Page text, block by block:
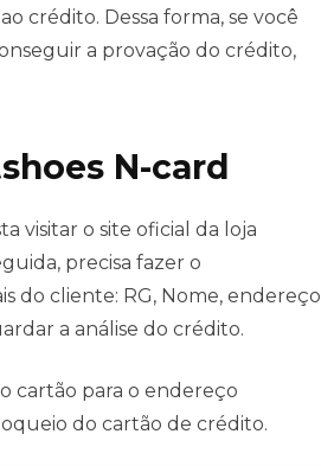
crédito. Dessa forma, se você
a provação do crédito,
N-card
visitar o site oficial da loja
precisa fazer o
do cliente: RG, Nome, endereço
a análise do crédito.
cartão para o endereço
do cartão de crédito.